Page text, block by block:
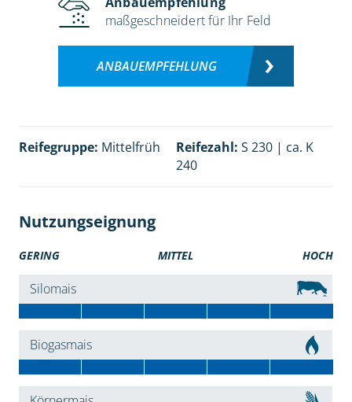
maßgeschneidert für Ihr Feld
ANBAUEMPFEHLUNG
Reifegruppe: Mittelfrüh Reifezahl: S 230 | ca. K
240
Nutzungseignung
GERING MITTEL HOCH
Silomais
Biogasmais